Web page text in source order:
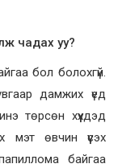
чадах уу?
бол болохгүй.
дамжих үед
төрсөн хүүхдэд
мэт өвчин үүсэх
байгаа